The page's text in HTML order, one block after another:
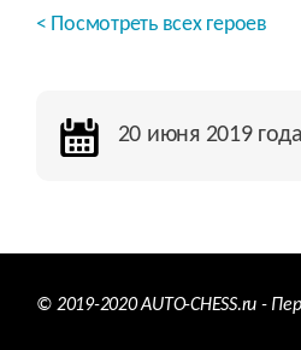
< Посмотреть всех героев
20 июня 2019 года
© 2019-2020 AUTO-CHESS.ru -